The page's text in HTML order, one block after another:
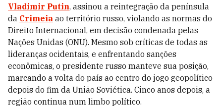
Vladimir Putin, assinou a reintegração da península
da Crimeia ao território russo, violando as normas do
Direito Internacional, em decisão condenada pelas
Nações Unidas (ONU). Mesmo sob críticas de todas as
lideranças ocidentais, e enfrentando sanções
econômicas, o presidente russo manteve sua posição,
marcando a volta do país ao centro do jogo geopolítico
depois do fim da União Soviética. Cinco anos depois, a
região continua num limbo político.